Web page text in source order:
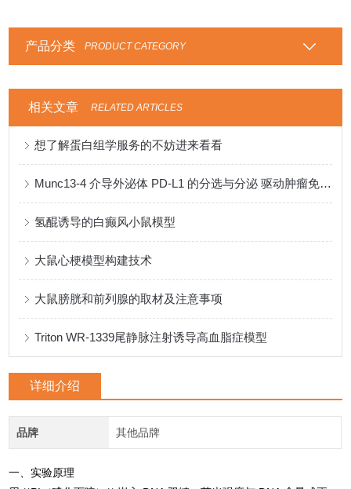
产品分类 PRODUCT CATEGORY
相关文章 RELATED ARTICLES
想了解蛋白组学服务的不妨进来看看
Munc13-4 介导外泌体 PD-L1 的分选与分泌 驱动肿瘤免疫逃逸
氢醌诱导的白癫风小鼠模型
大鼠心梗模型构建技术
大鼠膀胱和前列腺的取材及注意事项
Triton WR-1339尾静脉注射诱导高血脂症模型
详细介绍
品牌 其他品牌
一、实验原理